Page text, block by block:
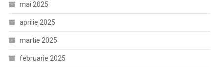
mai 2025
aprilie 2025
martie 2025
februarie 2025